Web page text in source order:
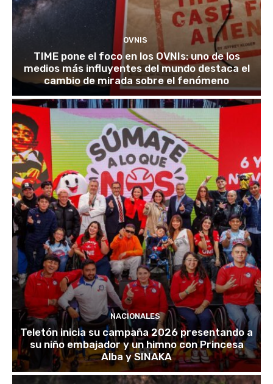
OVNIS
TIME pone el foco en los OVNIs: uno de los
medios más influyentes del mundo destaca el
cambio de mirada sobre el fenómeno
NACIONALES
Teletón inicia su campaña 2026 presentando a
su niño embajador y un himno con Princesa
Alba y SINAKA